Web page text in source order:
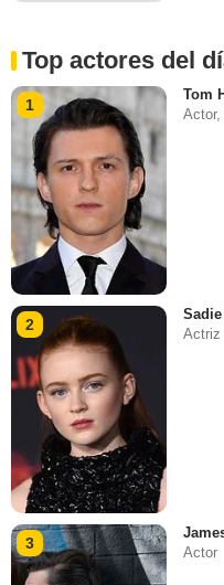
Top actores del
1
Tom
Actor,
2
Actriz
3
Actor